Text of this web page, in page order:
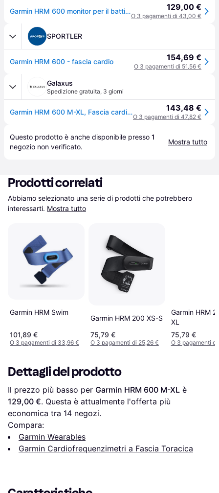
Garmin HRM 600 monitor per il battito cardiaco Petto Bluetooth/ANT+ Nero 129,00 €
O 3 pagamenti di 43,00 €
SPORTLER
Garmin HRM 600 - fascia cardio 154,69 €
O 3 pagamenti di 51,56 €
Galaxus
Spedizione gratuita, 3 giorni
Garmin HRM 600 M-XL, Fascia cardio, Nero 143,48 €
O 3 pagamenti di 47,82 €
Questo prodotto è anche disponibile presso 1
negozio non verificato.
Mostra tutto
Prodotti correlati
Abbiamo selezionato una serie di prodotti che potrebbero
interessarti. Mostra tutto
Garmin HRM Swim
101,89 €
O 3 pagamenti di 33,96 €
Garmin HRM 200 XS-S
75,79 €
O 3 pagamenti di 25,26 €
Garmin HRM
XL
75,79 €
O 3 pagamenti di
Dettagli del prodotto
Il prezzo più basso per Garmin HRM 600 M-XL
129,00 €. Questa è attualmente l'offerta più
economica tra 14 negozi.
Compara:
Garmin Wearables
Garmin Cardiofrequenzimetri a Fascia Toracica